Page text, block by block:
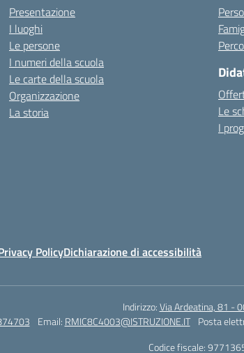
Presentazione
I luoghi
Le persone
I numeri della scuola
Le carte della scuola
Organizzazione
La storia
Le
I
PolicyDichiarazione di accessibilità
Indirizzo:Via Ardeatina, 81 -
Email: RMIC8C4003@ISTRUZIONE.IT Posta
Codice fiscale: